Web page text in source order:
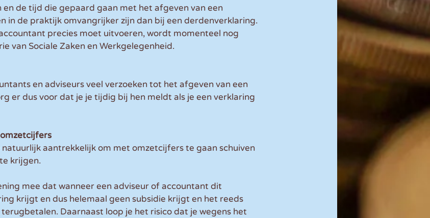
en de tijd die gepaard gaan met het afgeven van een
in de praktijk omvangrijker zijn dan bij een derdenverklaring.
precies moet uitvoeren, wordt momenteel nog
van Sociale Zaken en Werkgelegenheid.
en adviseurs veel verzoeken tot het afgeven van een
er dus voor dat je je tijdig bij hen meldt als je een verklaring
aantrekkelijk om met omzetcijfers te gaan schuiven
krijgen.
mee dat wanneer een adviseur of accountant dit
krijgt en dus helemaal geen subsidie krijgt en het reeds
Daarnaast loop je het risico dat je wegens het